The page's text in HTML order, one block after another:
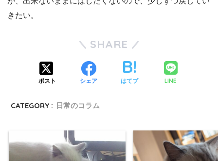
きたい。
SHARE
ポスト シェア はてブ LINE
CATEGORY : 日常のコラム